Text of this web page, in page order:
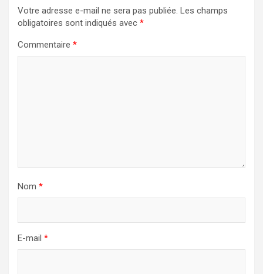
Votre adresse e-mail ne sera pas publiée. Les champs
obligatoires sont indiqués avec *
Commentaire *
Nom *
E-mail *